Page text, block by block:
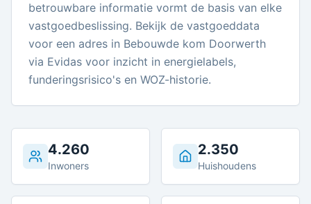
betrouwbare informatie vormt de basis van elke
vastgoedbeslissing. Bekijk de vastgoeddata
voor een adres in Bebouwde kom Doorwerth
via Evidas voor inzicht in energielabels,
funderingsrisico's en WOZ-historie.
4.260
Inwoners
2.350
Huishoudens